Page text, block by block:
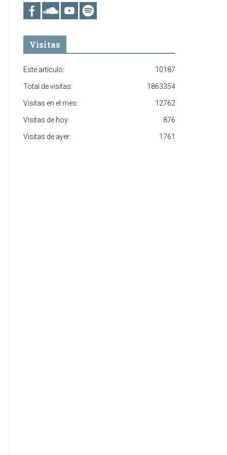
Visitas
10187
Este artículo:
1863354
Total de visitas:
12762
Visitas en el mes:
876
Visitas de hoy:
1761
Visitas de ayer: